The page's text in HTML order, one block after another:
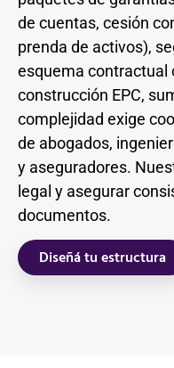
de cuentas, cesión
prenda de activos),
esquema contractual
construcción EPC,
complejidad exige
de abogados,
y aseguradores.
legal y asegurar
documentos.
Diseñá tu estructura